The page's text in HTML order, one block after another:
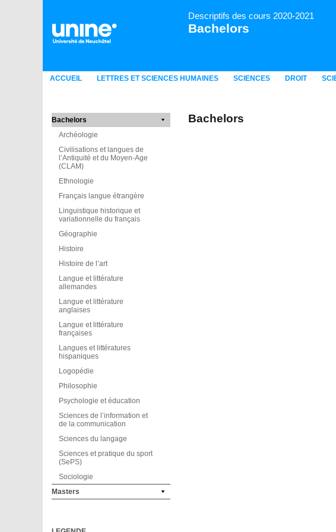
Descriptifs des cours 2020-2021
Bachelors
ACCUEIL LETTRES ET SCIENCES HUMAINES SCIENCES DROIT
Bachelors
Archéologie
Civilisations et langues de
l’Antiquité et du Moyen-Age
(CLAM)
Ethnologie
Français langue étrangère
Linguistique historique et
variationnelle du français
Géographie
Histoire
Histoire de l’art
Langue et littérature
allemandes
Langue et littérature
anglaises
Langue et littérature
françaises
Langues et littératures
hispaniques
Logopédie
Philosophie
Psychologie et éducation
Sciences de l’information et
de la communication
Sciences du langage
Sciences et pratique du sport
(SePS)
Sociologie
Masters
Bachelors